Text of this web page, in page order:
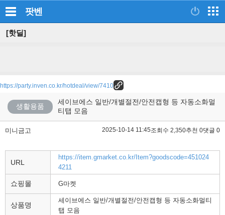
팟벤
[핫딜]
https://party.inven.co.kr/hotdeal/view/7410
생활용품
세이브에스 일반/개별절전/안전캡형 등 자동소화멀
티탭 모음
미니금고 2025-10-14 11:45조회수 2,350추천 0댓글 0
URL
https://item.gmarket.co.kr/Item?goodscode=451024
4211
쇼핑몰 G마켓
상품명
세이브에스 일반/개별절전/안전캡형 등 자동소화멀티
탭 모음